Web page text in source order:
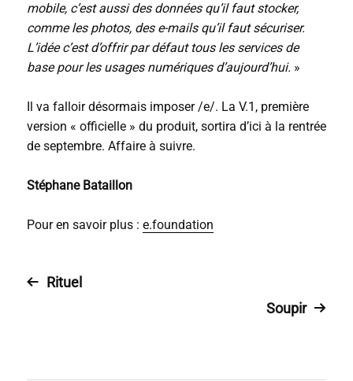
mobile, c’est aussi des données qu’il faut stocker,
comme les photos, des e-mails qu’il faut sécuriser.
L’idée c’est d’offrir par défaut tous les services de
base pour les usages numériques d’aujourd’hui. »
Il va falloir désormais imposer /e/. La V.1, première
version « officielle » du produit, sortira d’ici à la rentrée
de septembre. Affaire à suivre.
Stéphane Bataillon
Pour en savoir plus : e.foundation
Rituel
Soupir